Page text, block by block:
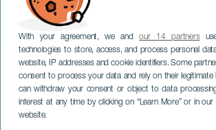
With your agreement, we andour 14 partners
technologies to store, access, and process personal
website, IP addresses and cookie identifiers. Some
consent to process your data and rely on their legitimate
can withdraw your consent or object to data
interest at any time by clicking on “Learn More” or in
website.
Das Griechisch, das
verwenden, ohne es
wissen
GRAN CANARIA